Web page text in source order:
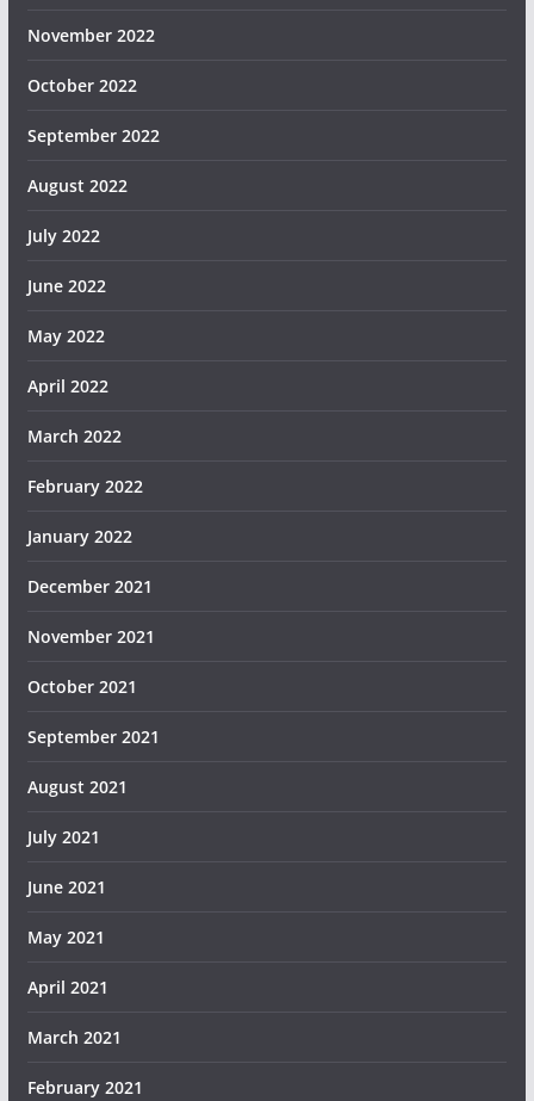
November 2022
October 2022
September 2022
August 2022
July 2022
June 2022
May 2022
April 2022
March 2022
February 2022
January 2022
December 2021
November 2021
October 2021
September 2021
August 2021
July 2021
June 2021
May 2021
April 2021
March 2021
February 2021